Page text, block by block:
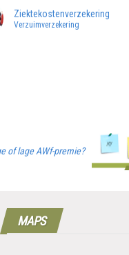
Ziektekostenverzekering
Verzuimverzekering
of lage AWf-premie?
MAPS